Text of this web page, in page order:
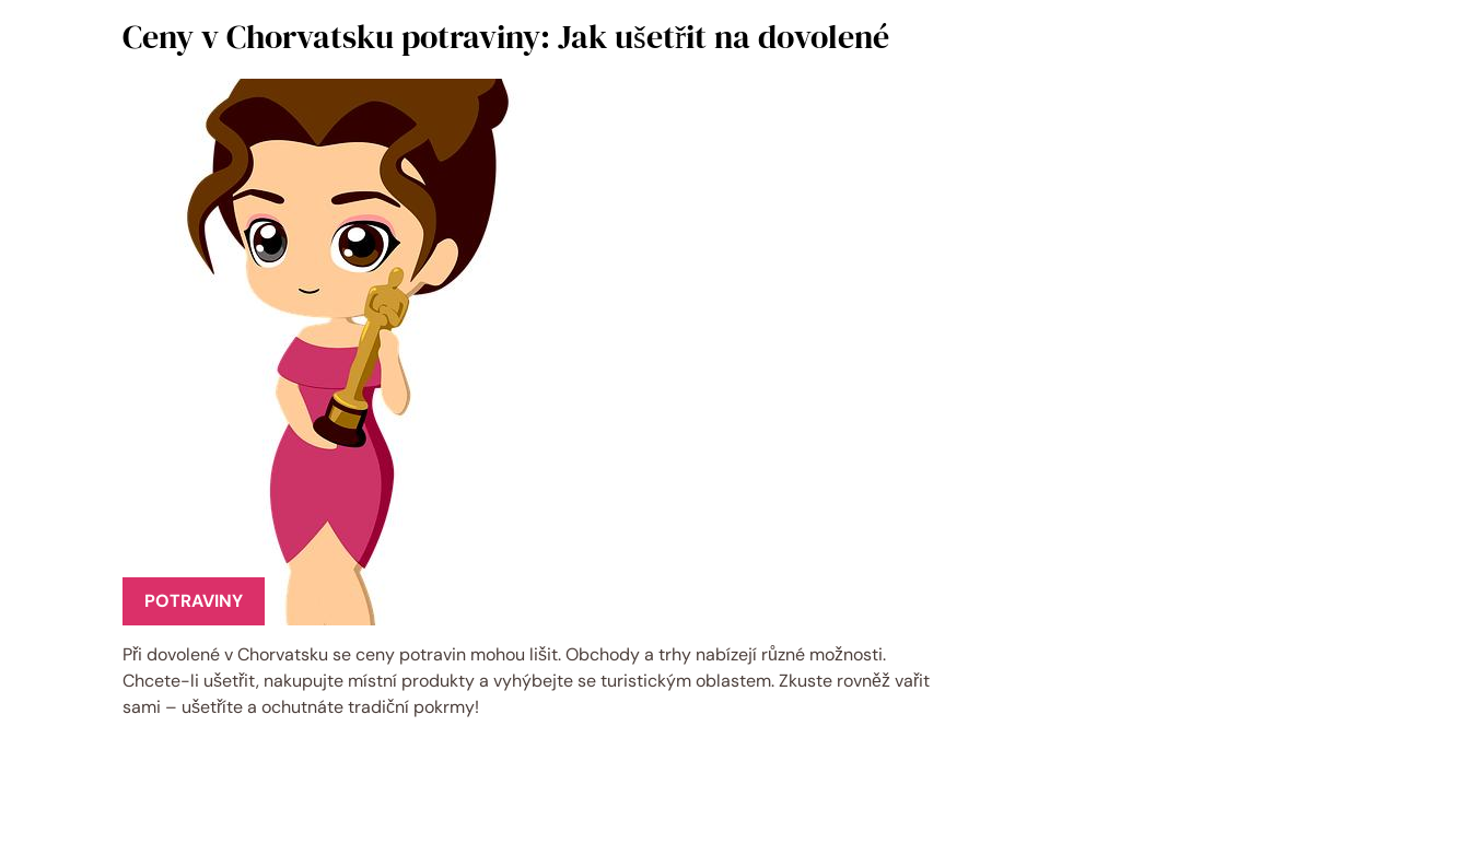
Ceny v Chorvatsku potraviny: Jak ušetřit na dovolené
POTRAVINY
Při dovolené v Chorvatsku se ceny potravin mohou lišit. Obchody a trhy nabízejí různé možnosti.
Chcete-li ušetřit, nakupujte místní produkty a vyhýbejte se turistickým oblastem. Zkuste rovněž vařit
sami – ušetříte a ochutnáte tradiční pokrmy!